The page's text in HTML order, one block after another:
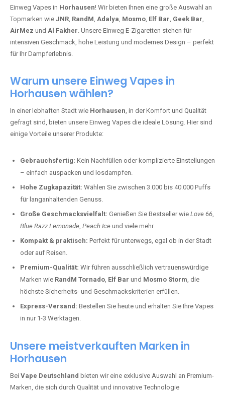
Einweg Vapes in Horhausen! Wir bieten Ihnen eine große Auswahl an
Topmarken wie JNR, RandM, Adalya, Mosmo, Elf Bar, Geek Bar,
AirMez und Al Fakher. Unsere Einweg E-Zigaretten stehen für
intensiven Geschmack, hohe Leistung und modernes Design – perfekt
für Ihr Dampferlebnis.
Warum unsere Einweg Vapes in
Horhausen wählen?
In einer lebhaften Stadt wie Horhausen, in der Komfort und Qualität
gefragt sind, bieten unsere Einweg Vapes die ideale Lösung. Hier sind
einige Vorteile unserer Produkte:
Gebrauchsfertig: Kein Nachfüllen oder komplizierte Einstellungen
– einfach auspacken und losdampfen.
Hohe Zugkapazität: Wählen Sie zwischen 3.000 bis 40.000 Puffs
für langanhaltenden Genuss.
Große Geschmacksvielfalt: Genießen Sie Bestseller wie Love 66,
Blue Razz Lemonade, Peach Ice und viele mehr.
Kompakt & praktisch: Perfekt für unterwegs, egal ob in der Stadt
oder auf Reisen.
Premium-Qualität: Wir führen ausschließlich vertrauenswürdige
Marken wie RandM Tornado, Elf Bar und Mosmo Storm, die
höchste Sicherheits- und Geschmackskriterien erfüllen.
Express-Versand: Bestellen Sie heute und erhalten Sie Ihre Vapes
in nur 1-3 Werktagen.
Unsere meistverkauften Marken in
Horhausen
Bei Vape Deutschland bieten wir eine exklusive Auswahl an Premium-
Marken, die sich durch Qualität und innovative Technologie